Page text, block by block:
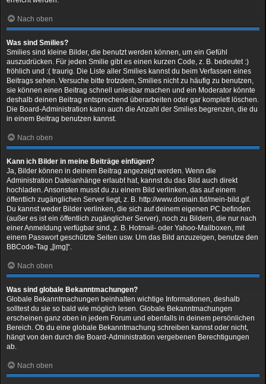
Nach oben
Was sind Smilies?
Smilies sind kleine Bilder, die benutzt werden können, um ein Gefühl
auszudrücken. Für jeden Smilie gibt es einen kurzen Code, z. B. bedeutet :)
fröhlich und :( traurig. Die Liste aller Smilies kannst du beim Verfassen eines
Beitrags sehen. Versuche bitte trotzdem, Smilies nicht zu häufig zu benutzen,
sie können einen Beitrag schnell unlesbar machen und ein Moderator könnte
deshalb deinen Beitrag entsprechend überarbeiten oder gar komplett löschen.
Die Board-Administration kann auch die Anzahl der Smilies begrenzen, die du
in einem Beitrag benutzen kannst.
Nach oben
Kann ich Bilder in meine Beiträge einfügen?
Ja, Bilder können in deinem Beitrag angezeigt werden. Wenn die
Administration Dateianhänge erlaubt hat, kannst du das Bild auch direkt
hochladen. Ansonsten musst du zu einem Bild verlinken, das auf einem
öffentlich zugänglichen Server liegt, z. B. http://www.domain.tld/mein-bild.gif.
Du kannst weder Bilder verlinken, die sich auf deinem eigenen PC befinden
(außer es ist ein öffentlich zugänglicher Server), noch zu Bildern, die nur nach
einer Anmeldung verfügbar sind, z. B. Hotmail- oder Yahoo-Mailboxen, mit
einem Passwort geschützte Seiten usw. Um das Bild anzuzeigen, benutze den
BBCode-Tag „[img]“.
Nach oben
Was sind globale Bekanntmachungen?
Globale Bekanntmachungen beinhalten wichtige Informationen, deshalb
solltest du sie so bald wie möglich lesen. Globale Bekanntmachungen
erscheinen ganz oben in jedem Forum und ebenfalls in deinem persönlichen
Bereich. Ob du eine globale Bekanntmachung schreiben kannst oder nicht,
hängt von den durch die Board-Administration vergebenen Berechtigungen
ab.
Nach oben